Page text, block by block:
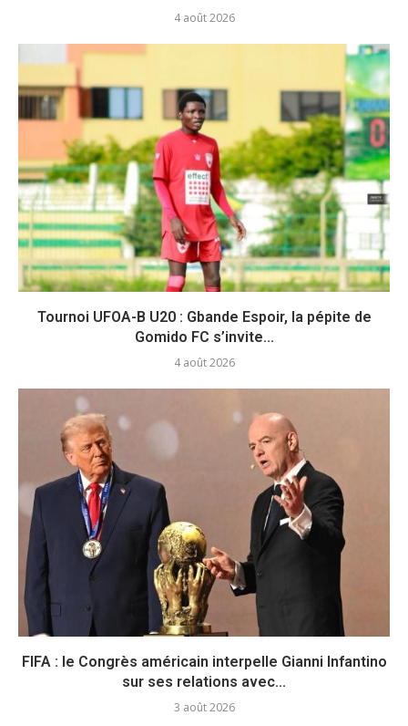
4 août 2026
Tournoi UFOA-B U20 : Gbande Espoir, la pépite de
Gomido FC s’invite...
4 août 2026
FIFA : le Congrès américain interpelle Gianni Infantino
sur ses relations avec...
3 août 2026